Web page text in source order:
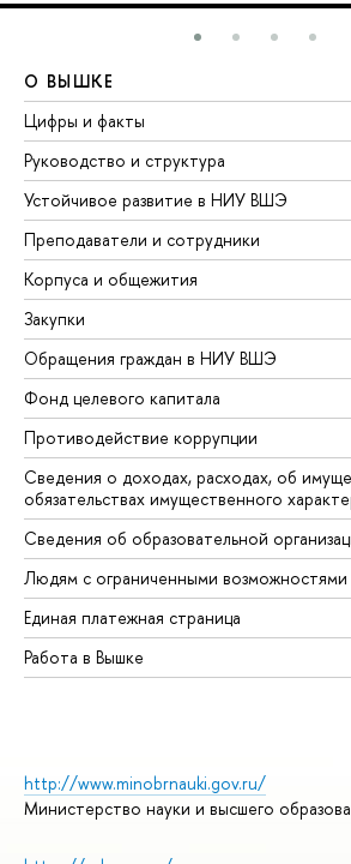
О ВЫШКЕ
Цифры и факты
Руководство и структура
Устойчивое развитие в НИУ ВШЭ
Преподаватели и сотрудники
Корпуса и общежития
Закупки
Обращения граждан в НИУ ВШЭ
Фонд целевого капитала
Противодействие коррупции
Сведения о доходах, расходах, об
обязательствах имущественного
Сведения об образовательной
Людям с ограниченными возможностями
Единая платежная страница
Работа в Вышке
http://www.minobrnauki.gov.ru/
Министерство науки и высшего